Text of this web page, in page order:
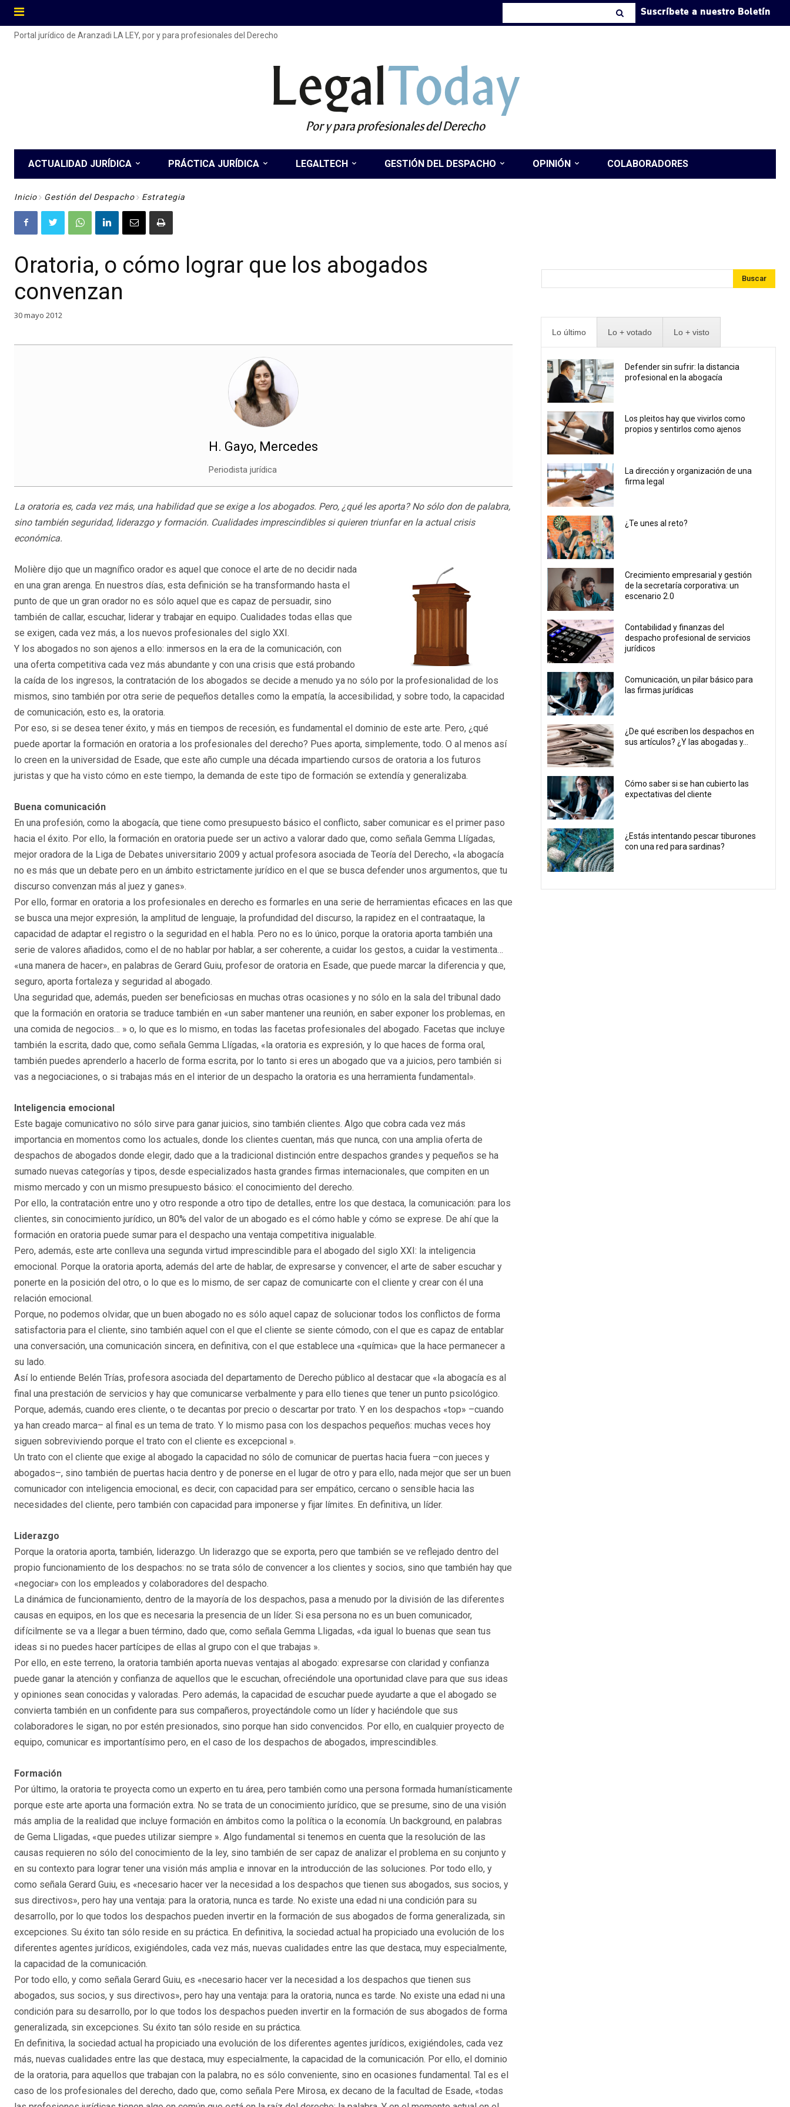
Suscríbete a nuestro Boletín
Portal jurídico de Aranzadi LA LEY, por y para profesionales del Derecho
LegalToday
Por y para profesionales del Derecho
ACTUALIDAD JURÍDICA PRÁCTICA JURÍDICA LEGALTECH GESTIÓN DEL DESPACHO OPINIÓN COLABORADORES
Inicio Gestión del Despacho Estrategia
Oratoria, o cómo lograr que los abogados
convenzan
30 mayo 2012
H. Gayo, Mercedes
Periodista jurídica
La oratoria es, cada vez más, una habilidad que se exige a los abogados. Pero, ¿qué les aporta? No sólo don de palabra,
sino también seguridad, liderazgo y formación. Cualidades imprescindibles si quieren triunfar en la actual crisis
económica.
Molière dijo que un magnífico orador es aquel que conoce el arte de no decidir nada
en una gran arenga. En nuestros días, esta definición se ha transformando hasta el
punto de que un gran orador no es sólo aquel que es capaz de persuadir, sino
también de callar, escuchar, liderar y trabajar en equipo. Cualidades todas ellas que
se exigen, cada vez más, a los nuevos profesionales del siglo XXI.
Y los abogados no son ajenos a ello: inmersos en la era de la comunicación, con
una oferta competitiva cada vez más abundante y con una crisis que está probando
la caída de los ingresos, la contratación de los abogados se decide a menudo ya no sólo por la profesionalidad de los
mismos, sino también por otra serie de pequeños detalles como la empatía, la accesibilidad, y sobre todo, la capacidad
de comunicación, esto es, la oratoria.
Por eso, si se desea tener éxito, y más en tiempos de recesión, es fundamental el dominio de este arte. Pero, ¿qué
puede aportar la formación en oratoria a los profesionales del derecho? Pues aporta, simplemente, todo. O al menos así
lo creen en la universidad de Esade, que este año cumple una década impartiendo cursos de oratoria a los futuros
juristas y que ha visto cómo en este tiempo, la demanda de este tipo de formación se extendía y generalizaba.
Buena comunicación
En una profesión, como la abogacía, que tiene como presupuesto básico el conflicto, saber comunicar es el primer paso
hacia el éxito. Por ello, la formación en oratoria puede ser un activo a valorar dado que, como señala Gemma Llígadas,
mejor oradora de la Liga de Debates universitario 2009 y actual profesora asociada de Teoría del Derecho, «la abogacía
no es más que un debate pero en un ámbito estrictamente jurídico en el que se busca defender unos argumentos, que tu
discurso convenzan más al juez y ganes».
Por ello, formar en oratoria a los profesionales en derecho es formarles en una serie de herramientas eficaces en las que
se busca una mejor expresión, la amplitud de lenguaje, la profundidad del discurso, la rapidez en el contraataque, la
capacidad de adaptar el registro o la seguridad en el habla. Pero no es lo único, porque la oratoria aporta también una
serie de valores añadidos, como el de no hablar por hablar, a ser coherente, a cuidar los gestos, a cuidar la vestimenta…
«una manera de hacer», en palabras de Gerard Guiu, profesor de oratoria en Esade, que puede marcar la diferencia y que,
seguro, aporta fortaleza y seguridad al abogado.
Una seguridad que, además, pueden ser beneficiosas en muchas otras ocasiones y no sólo en la sala del tribunal dado
que la formación en oratoria se traduce también en «un saber mantener una reunión, en saber exponer los problemas, en
una comida de negocios… » o, lo que es lo mismo, en todas las facetas profesionales del abogado. Facetas que incluye
también la escrita, dado que, como señala Gemma Llígadas, «la oratoria es expresión, y lo que haces de forma oral,
también puedes aprenderlo a hacerlo de forma escrita, por lo tanto si eres un abogado que va a juicios, pero también si
vas a negociaciones, o si trabajas más en el interior de un despacho la oratoria es una herramienta fundamental».
Inteligencia emocional
Este bagaje comunicativo no sólo sirve para ganar juicios, sino también clientes. Algo que cobra cada vez más
importancia en momentos como los actuales, donde los clientes cuentan, más que nunca, con una amplia oferta de
despachos de abogados donde elegir, dado que a la tradicional distinción entre despachos grandes y pequeños se ha
sumado nuevas categorías y tipos, desde especializados hasta grandes firmas internacionales, que compiten en un
mismo mercado y con un mismo presupuesto básico: el conocimiento del derecho.
Por ello, la contratación entre uno y otro responde a otro tipo de detalles, entre los que destaca, la comunicación: para los
clientes, sin conocimiento jurídico, un 80% del valor de un abogado es el cómo hable y cómo se exprese. De ahí que la
formación en oratoria puede sumar para el despacho una ventaja competitiva inigualable.
Pero, además, este arte conlleva una segunda virtud imprescindible para el abogado del siglo XXI: la inteligencia
emocional. Porque la oratoria aporta, además del arte de hablar, de expresarse y convencer, el arte de saber escuchar y
ponerte en la posición del otro, o lo que es lo mismo, de ser capaz de comunicarte con el cliente y crear con él una
relación emocional.
Porque, no podemos olvidar, que un buen abogado no es sólo aquel capaz de solucionar todos los conflictos de forma
satisfactoria para el cliente, sino también aquel con el que el cliente se siente cómodo, con el que es capaz de entablar
una conversación, una comunicación sincera, en definitiva, con el que establece una «química» que la hace permanecer a
su lado.
Así lo entiende Belén Trías, profesora asociada del departamento de Derecho público al destacar que «la abogacía es al
final una prestación de servicios y hay que comunicarse verbalmente y para ello tienes que tener un punto psicológico.
Porque, además, cuando eres cliente, o te decantas por precio o descartar por trato. Y en los despachos «top» –cuando
ya han creado marca– al final es un tema de trato. Y lo mismo pasa con los despachos pequeños: muchas veces hoy
siguen sobreviviendo porque el trato con el cliente es excepcional ».
Un trato con el cliente que exige al abogado la capacidad no sólo de comunicar de puertas hacia fuera –con jueces y
abogados–, sino también de puertas hacia dentro y de ponerse en el lugar de otro y para ello, nada mejor que ser un buen
comunicador con inteligencia emocional, es decir, con capacidad para ser empático, cercano o sensible hacia las
necesidades del cliente, pero también con capacidad para imponerse y fijar límites. En definitiva, un líder.
Liderazgo
Porque la oratoria aporta, también, liderazgo. Un liderazgo que se exporta, pero que también se ve reflejado dentro del
propio funcionamiento de los despachos: no se trata sólo de convencer a los clientes y socios, sino que también hay que
«negociar» con los empleados y colaboradores del despacho.
La dinámica de funcionamiento, dentro de la mayoría de los despachos, pasa a menudo por la división de las diferentes
causas en equipos, en los que es necesaria la presencia de un líder. Si esa persona no es un buen comunicador,
difícilmente se va a llegar a buen término, dado que, como señala Gemma Lligadas, «da igual lo buenas que sean tus
ideas si no puedes hacer partícipes de ellas al grupo con el que trabajas ».
Por ello, en este terreno, la oratoria también aporta nuevas ventajas al abogado: expresarse con claridad y confianza
puede ganar la atención y confianza de aquellos que le escuchan, ofreciéndole una oportunidad clave para que sus ideas
y opiniones sean conocidas y valoradas. Pero además, la capacidad de escuchar puede ayudarte a que el abogado se
convierta también en un confidente para sus compañeros, proyectándole como un líder y haciéndole que sus
colaboradores le sigan, no por estén presionados, sino porque han sido convencidos. Por ello, en cualquier proyecto de
equipo, comunicar es importantísimo pero, en el caso de los despachos de abogados, imprescindibles.
Formación
Por último, la oratoria te proyecta como un experto en tu área, pero también como una persona formada humanísticamente
porque este arte aporta una formación extra. No se trata de un conocimiento jurídico, que se presume, sino de una visión
más amplia de la realidad que incluye formación en ámbitos como la política o la economía. Un background, en palabras
de Gema Lligadas, «que puedes utilizar siempre ». Algo fundamental si tenemos en cuenta que la resolución de las
causas requieren no sólo del conocimiento de la ley, sino también de ser capaz de analizar el problema en su conjunto y
en su contexto para lograr tener una visión más amplia e innovar en la introducción de las soluciones. Por todo ello, y
como señala Gerard Guiu, es «necesario hacer ver la necesidad a los despachos que tienen sus abogados, sus socios, y
sus directivos», pero hay una ventaja: para la oratoria, nunca es tarde. No existe una edad ni una condición para su
desarrollo, por lo que todos los despachos pueden invertir en la formación de sus abogados de forma generalizada, sin
excepciones. Su éxito tan sólo reside en su práctica. En definitiva, la sociedad actual ha propiciado una evolución de los
diferentes agentes jurídicos, exigiéndoles, cada vez más, nuevas cualidades entre las que destaca, muy especialmente,
la capacidad de la comunicación.
Por todo ello, y como señala Gerard Guiu, es «necesario hacer ver la necesidad a los despachos que tienen sus
abogados, sus socios, y sus directivos», pero hay una ventaja: para la oratoria, nunca es tarde. No existe una edad ni una
condición para su desarrollo, por lo que todos los despachos pueden invertir en la formación de sus abogados de forma
generalizada, sin excepciones. Su éxito tan sólo reside en su práctica.
En definitiva, la sociedad actual ha propiciado una evolución de los diferentes agentes jurídicos, exigiéndoles, cada vez
más, nuevas cualidades entre las que destaca, muy especialmente, la capacidad de la comunicación. Por ello, el dominio
de la oratoria, para aquellos que trabajan con la palabra, no es sólo conveniente, sino en ocasiones fundamental. Tal es el
caso de los profesionales del derecho, dado que, como señala Pere Mirosa, ex decano de la facultad de Esade, «todas
Buscar
Lo último Lo + votado Lo + visto
Defender sin sufrir: la distancia
profesional en la abogacía
Los pleitos hay que vivirlos como
propios y sentirlos como ajenos
La dirección y organización de una
firma legal
¿Te unes al reto?
Crecimiento empresarial y gestión
de la secretaría corporativa: un
escenario 2.0
Contabilidad y finanzas del
despacho profesional de servicios
jurídicos
Comunicación, un pilar básico para
las firmas jurídicas
¿De qué escriben los despachos en
sus artículos? ¿Y las abogadas y...
Cómo saber si se han cubierto las
expectativas del cliente
¿Estás intentando pescar tiburones
con una red para sardinas?